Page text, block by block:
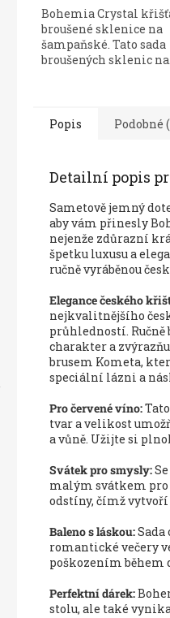
Bohemia Crystal
broušené sklenice na
šampaňské. Tato sada
broušených sklenic
Popis Podobné
Detailní popis
Sametově jemný
aby vám přinesly
nejenže zdůrazní
špetku luxusu a
ručně vyráběnou
Elegance českého
nejkvalitnějšího
průhledností.
charakter a
brusem Kometa,
speciální lázni a
Pro červené víno:
tvar a velikost
a vůně. Užijte si
Svátek pro smysly:
malým svátkem pro
odstíny, čímž
Baleno s láskou:Sada
romantické večery
poškozením během
Perfektní dárek:
stolu, ale také